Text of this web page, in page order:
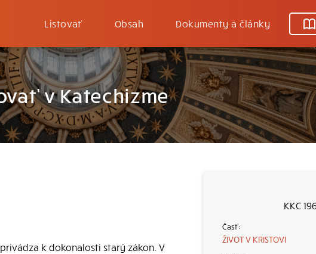
Listovať Obsah Dokumenty a články
v Katechizme
KKC
ŽIVOT V KRISTOVI
k dokonalosti starý zákon. V